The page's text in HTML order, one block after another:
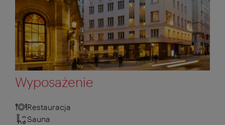
Wyposażenie
Restauracja
Sauna